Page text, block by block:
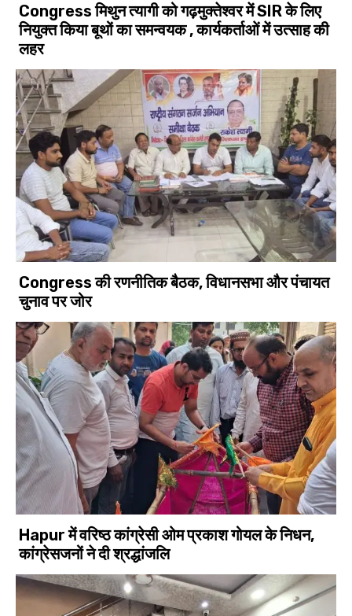
Congress मिथुन त्यागी को गढ़मुक्तेश्वर में SIR के लिए
नियुक्त किया बूथों का समन्वयक , कार्यकर्ताओं में उत्साह की
लहर
Congress की रणनीतिक बैठक, विधानसभा और पंचायत
चुनाव पर जोर
Hapur में वरिष्ठ कांग्रेसी ओम प्रकाश गोयल के निधन,
कांग्रेसजनों ने दी श्रद्धांजलि